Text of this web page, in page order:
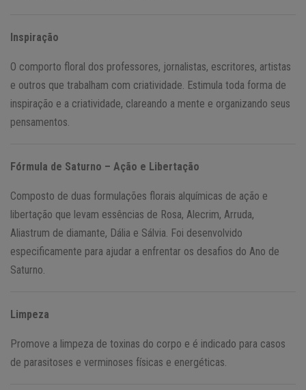
Inspiração
O comporto floral dos professores, jornalistas, escritores, artistas
e outros que trabalham com criatividade. Estimula toda forma de
inspiração e a criatividade, clareando a mente e organizando seus
pensamentos.
Fórmula de Saturno – Ação e Libertação
Composto de duas formulações florais alquímicas de ação e
libertação que levam essências de Rosa, Alecrim, Arruda,
Aliastrum de diamante, Dália e Sálvia. Foi desenvolvido
especificamente para ajudar a enfrentar os desafios do Ano de
Saturno.
Limpeza
Promove a limpeza de toxinas do corpo e é indicado para casos
de parasitoses e verminoses físicas e energéticas.